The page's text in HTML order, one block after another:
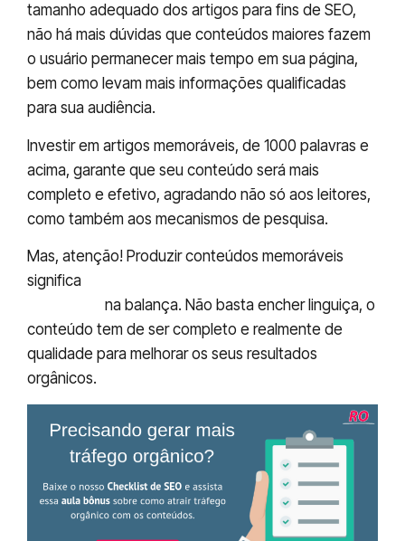
tamanho adequado dos artigos para fins de SEO,
não há mais dúvidas que conteúdos maiores fazem
o usuário permanecer mais tempo em sua página,
bem como levam mais informações qualificadas
para sua audiência.
Investir em artigos memoráveis, de 1000 palavras e
acima, garante que seu conteúdo será mais
completo e efetivo, agradando não só aos leitores,
como também aos mecanismos de pesquisa.
Mas, atenção! Produzir conteúdos memoráveis
significa
na balança. Não basta encher linguiça, o
conteúdo tem de ser completo e realmente de
qualidade para melhorar os seus resultados
orgânicos.